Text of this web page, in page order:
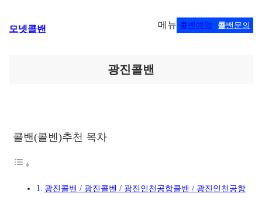
텐
모넷콜밴 메뉴 콜밴예약 콜밴문의
광진콜밴
콜밴(콜벤)추천 목차
광진콜밴 / 광진콜벤 / 광진인천공항콜밴 / 광진인천공항